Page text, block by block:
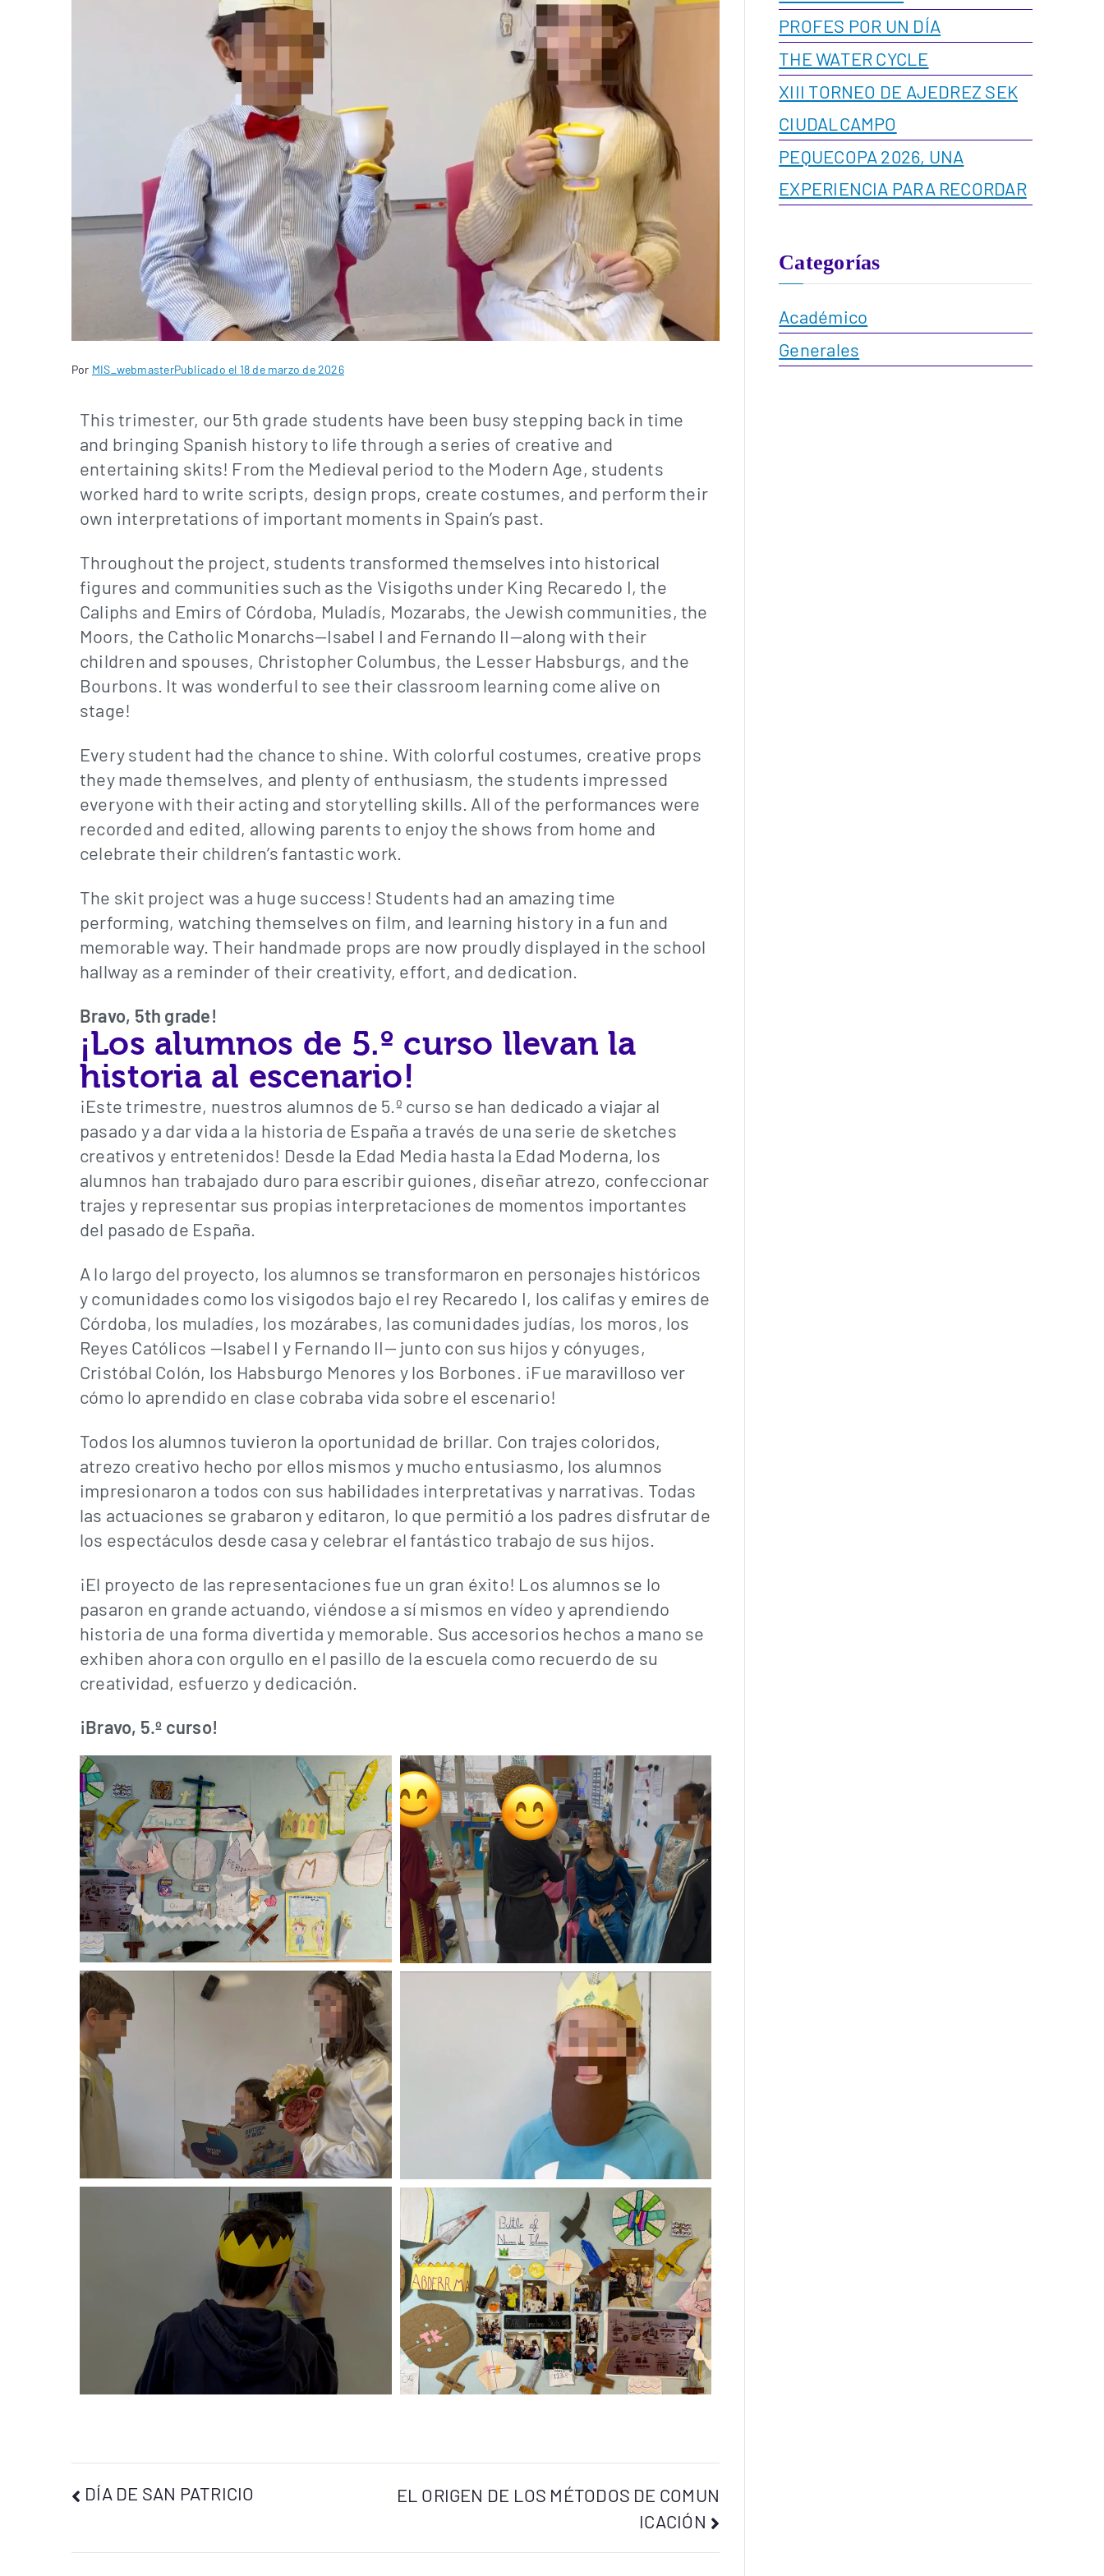
Por MIS_webmasterPublicado el 18 de marzo de 2026
This trimester, our 5th grade students have been busy stepping back in time
and bringing Spanish history to life through a series of creative and
entertaining skits! From the Medieval period to the Modern Age, students
worked hard to write scripts, design props, create costumes, and perform their
own interpretations of important moments in Spain’s past.
Throughout the project, students transformed themselves into historical
figures and communities such as the Visigoths under King Recaredo I, the
Caliphs and Emirs of Córdoba, Muladís, Mozarabs, the Jewish communities, the
Moors, the Catholic Monarchs—Isabel I and Fernando II—along with their
children and spouses, Christopher Columbus, the Lesser Habsburgs, and the
Bourbons. It was wonderful to see their classroom learning come alive on
stage!
Every student had the chance to shine. With colorful costumes, creative props
they made themselves, and plenty of enthusiasm, the students impressed
everyone with their acting and storytelling skills. All of the performances were
recorded and edited, allowing parents to enjoy the shows from home and
celebrate their children’s fantastic work.
The skit project was a huge success! Students had an amazing time
performing, watching themselves on film, and learning history in a fun and
memorable way. Their handmade props are now proudly displayed in the school
hallway as a reminder of their creativity, effort, and dedication.
Bravo, 5th grade!
¡Los alumnos de 5.º curso llevan la
historia al escenario!
¡Este trimestre, nuestros alumnos de 5.º curso se han dedicado a viajar al
pasado y a dar vida a la historia de España a través de una serie de sketches
creativos y entretenidos! Desde la Edad Media hasta la Edad Moderna, los
alumnos han trabajado duro para escribir guiones, diseñar atrezo, confeccionar
trajes y representar sus propias interpretaciones de momentos importantes
del pasado de España.
A lo largo del proyecto, los alumnos se transformaron en personajes históricos
y comunidades como los visigodos bajo el rey Recaredo I, los califas y emires de
Córdoba, los muladíes, los mozárabes, las comunidades judías, los moros, los
Reyes Católicos —Isabel I y Fernando II— junto con sus hijos y cónyuges,
Cristóbal Colón, los Habsburgo Menores y los Borbones. ¡Fue maravilloso ver
cómo lo aprendido en clase cobraba vida sobre el escenario!
Todos los alumnos tuvieron la oportunidad de brillar. Con trajes coloridos,
atrezo creativo hecho por ellos mismos y mucho entusiasmo, los alumnos
impresionaron a todos con sus habilidades interpretativas y narrativas. Todas
las actuaciones se grabaron y editaron, lo que permitió a los padres disfrutar de
los espectáculos desde casa y celebrar el fantástico trabajo de sus hijos.
¡El proyecto de las representaciones fue un gran éxito! Los alumnos se lo
pasaron en grande actuando, viéndose a sí mismos en vídeo y aprendiendo
historia de una forma divertida y memorable. Sus accesorios hechos a mano se
exhiben ahora con orgullo en el pasillo de la escuela como recuerdo de su
creatividad, esfuerzo y dedicación.
¡Bravo, 5.º curso!
DÍA DE SAN PATRICIO
EL ORIGEN DE LOS MÉTODOS DE COMUN
ICACIÓN
PROFES POR UN DÍA
THE WATER CYCLE
XIII TORNEO DE AJEDREZ SEK
CIUDALCAMPO
PEQUECOPA 2026, UNA
EXPERIENCIA PARA RECORDAR
Categorías
Académico
Generales